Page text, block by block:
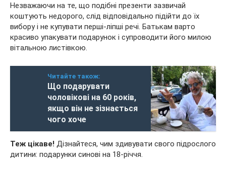
Незважаючи на те, що подібні презенти зазвичай
коштують недорого, слід відповідально підійти до їх
вибору і не купувати перші-ліпші речі. Батькам варто
красиво упакувати подарунок і супроводити його милою
вітальною листівкою.
Читайте також:
Що подарувати
чоловікові на 60 років,
якщо він не зізнається
чого хоче
Теж цікаве! Дізнайтеся, чим здивувати свого підрослого
дитини: подарунки синові на 18-річчя.